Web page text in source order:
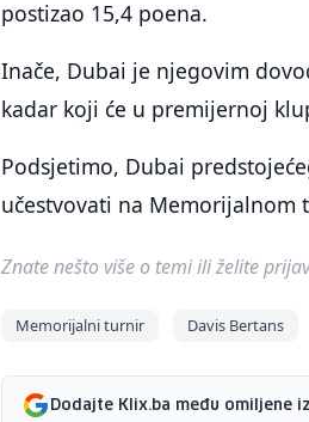
postizao 15,4 poena.
Inače, Dubai je njegovim
kadar koji će u premijernoj
Podsjetimo, Dubai
učestvovati na Memorijalnom
Znate nešto više o temi ili želite
Memorijalni turnir Davis Bertans
Dodajte Klix.ba među omiljene